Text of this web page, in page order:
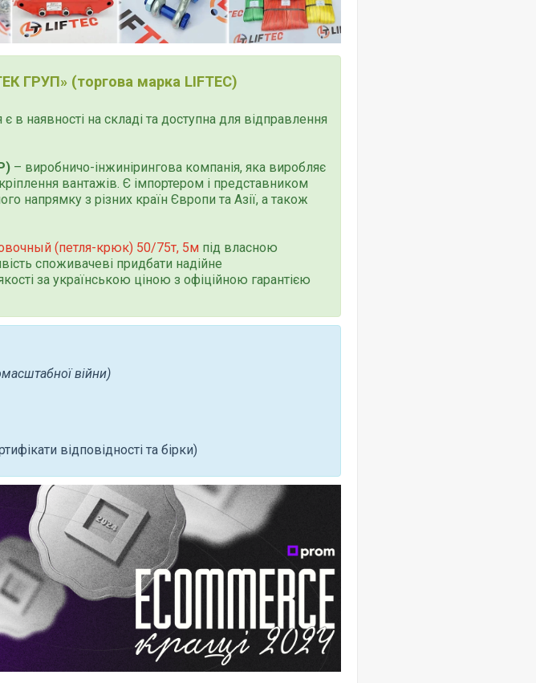
ГРУП» (торгова марка LIFTEC)
в наявності на складі та доступна для відправлення
– виробничо-інжинірингова компанія, яка виробляє
вантажів. Є імпортером і представником
напрямку з різних країн Європи та Азії, а також
(петля-крюк) 50/75т, 5м під власною
споживачеві придбати надійне
за українською ціною з офіційною гарантією
війни)
відповідності та бірки)